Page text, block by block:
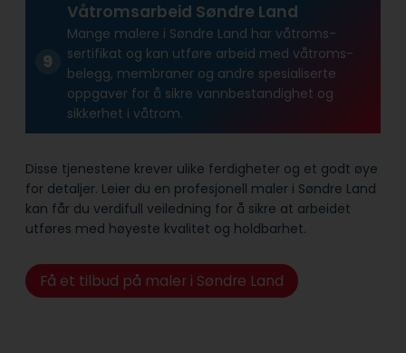
Våtromsarbeid Søndre Land
Mange malere i Søndre Land har våtroms­
sertifikat og kan utføre arbeid med våtroms­
belegg, membraner og andre spesialiserte
oppgaver for å sikre vann­bestandighet og
sikkerhet i våtrom.
Disse tjenestene krever ulike ferdigheter og et godt øye
for detaljer. Leier du en profesjonell maler i Søndre Land
kan får du verdifull veiledning for å sikre at arbeidet
utføres med høyeste kvalitet og holdbarhet.
Få et tilbud på maler i Søndre Land